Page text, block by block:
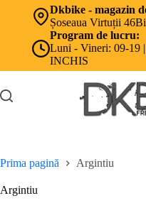
Dkbike - magazin
Șoseaua Virtuții
Program de lucru:
Luni - Vineri: 09-19
INCHIS
Prima pagină Argintiu
Argintiu